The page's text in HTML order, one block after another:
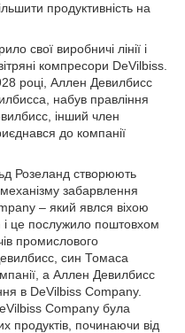
продуктивність на
свої виробничі лінії і
компресори DeVilbiss.
році, Аллен Девилбисс
набув правління
інший член
до компанії
Розеланд створюють
забарвлення
– який явлся віхою
і це послужило поштовхом
промислового
син Томаса
а Аллен Девилбисс
в DeVilbiss Company.
Company була
продуктів, починаючи від